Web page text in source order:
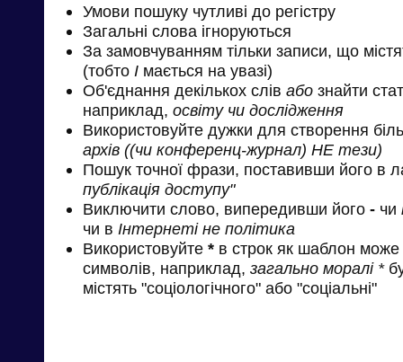
Умови пошуку чутливі до регістру
Загальні слова ігноруються
За замовчуванням тільки записи, що
(тобто І мається на увазі)
Об'єднання декількох слів або знайти
наприклад, освіту чи дослідження
Використовуйте дужки для створення
архів ((чи конференц-журнал) НЕ тези)
Пошук точної фрази, поставивши його в
публікація доступу"
Виключити слово, випередивши його - чи
чи в Інтернеті не політика
Використовуйте * в строк як шаблон може
символів, наприклад, загально моралі *
містять "соціологічного" або "соціальні"